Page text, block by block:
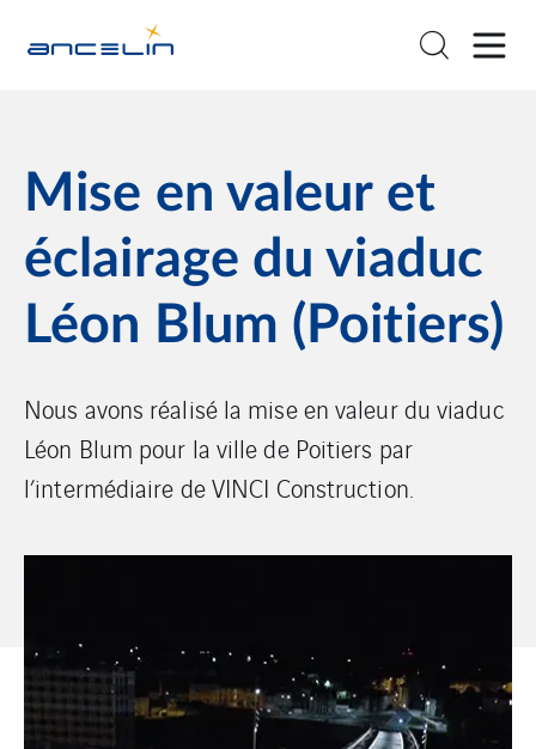
Mise en valeur et
éclairage du viaduc
Léon Blum (Poitiers)
Nous avons réalisé la mise en valeur du viaduc
Léon Blum pour la ville de Poitiers par
l’intermédiaire de VINCI Construction.